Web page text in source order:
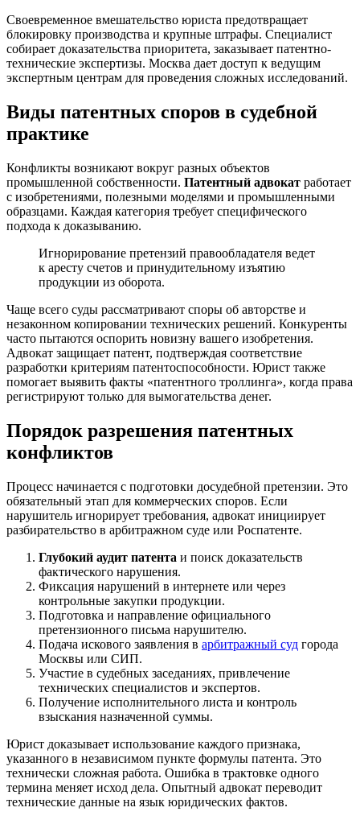
Своевременное вмешательство юриста предотвращает
блокировку производства и крупные штрафы. Специалист
собирает доказательства приоритета, заказывает патентно-
технические экспертизы. Москва дает доступ к ведущим
экспертным центрам для проведения сложных исследований.
Виды патентных споров в судебной
практике
Конфликты возникают вокруг разных объектов
промышленной собственности. Патентный адвокат работает
с изобретениями, полезными моделями и промышленными
образцами. Каждая категория требует специфического
подхода к доказыванию.
Игнорирование претензий правообладателя ведет
к аресту счетов и принудительному изъятию
продукции из оборота.
Чаще всего суды рассматривают споры об авторстве и
незаконном копировании технических решений. Конкуренты
часто пытаются оспорить новизну вашего изобретения.
Адвокат защищает патент, подтверждая соответствие
разработки критериям патентоспособности. Юрист также
помогает выявить факты «патентного троллинга», когда права
регистрируют только для вымогательства денег.
Порядок разрешения патентных
конфликтов
Процесс начинается с подготовки досудебной претензии. Это
обязательный этап для коммерческих споров. Если
нарушитель игнорирует требования, адвокат инициирует
разбирательство в арбитражном суде или Роспатенте.
Глубокий аудит патента и поиск доказательств
фактического нарушения.
Фиксация нарушений в интернете или через
контрольные закупки продукции.
Подготовка и направление официального
претензионного письма нарушителю.
Подача искового заявления в арбитражный суд города
Москвы или СИП.
Участие в судебных заседаниях, привлечение
технических специалистов и экспертов.
Получение исполнительного листа и контроль
взыскания назначенной суммы.
Юрист доказывает использование каждого признака,
указанного в независимом пункте формулы патента. Это
технически сложная работа. Ошибка в трактовке одного
термина меняет исход дела. Опытный адвокат переводит
технические данные на язык юридических фактов.